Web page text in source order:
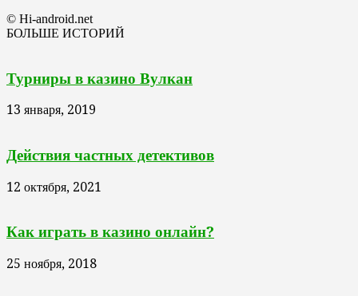
© Hi-android.net
БОЛЬШЕ ИСТОРИЙ
Турниры в казино Вулкан
13 января, 2019
Действия частных детективов
12 октября, 2021
Как играть в казино онлайн?
25 ноября, 2018